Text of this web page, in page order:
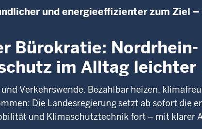
und energieeffizienter zum Ziel –
Bürokratie: Nordrhein-
im Alltag leichter
Verkehrswende. Bezahlbar heizen,
Die Landesregierung setzt ab sofort die
und Klimaschutztechnik fort – mit klarer